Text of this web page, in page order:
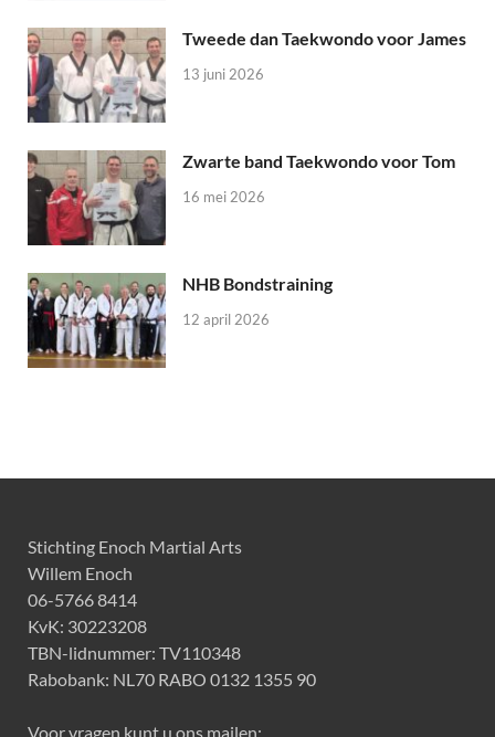
Tweede dan Taekwondo voor James
13 juni 2026
Zwarte band Taekwondo voor Tom
16 mei 2026
NHB Bondstraining
12 april 2026
Stichting Enoch Martial Arts
Willem Enoch
06-5766 8414
KvK: 30223208
TBN-lidnummer: TV110348
Rabobank: NL70 RABO 0132 1355 90
Voor vragen kunt u ons mailen: